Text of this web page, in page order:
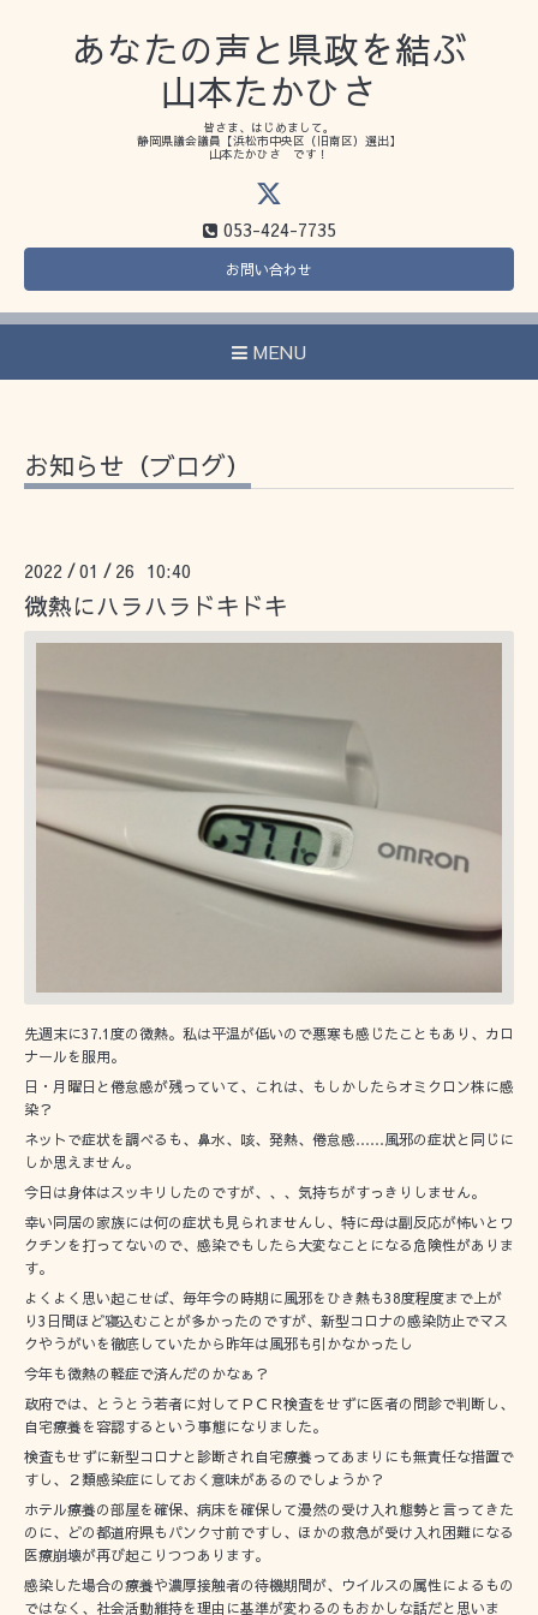
あなたの声と県政を結ぶ
山本たかひさ
皆さま、はじめまして。
静岡県議会議員【浜松市中央区（旧南区）選出】
山本たかひさ です！
053-424-7735
お問い合わせ
MENU
お知らせ（ブログ）
2022 /01 / 26 10:40
微熱にハラハラドキドキ
先週末に37.1度の微熱。私は平温が低いので悪寒も感じたこともあり、カロ
ナールを服用。
日・月曜日と倦怠感が残っていて、これは、もしかしたらオミクロン株に感
染？
ネットで症状を調べるも、鼻水、咳、発熱、倦怠感……風邪の症状と同じに
しか思えません。
今日は身体はスッキリしたのですが、、、気持ちがすっきりしません。
幸い同居の家族には何の症状も見られませんし、特に母は副反応が怖いとワ
クチンを打ってないので、感染でもしたら大変なことになる危険性がありま
す。
よくよく思い起こせば、毎年今の時期に風邪をひき熱も38度程度まで上が
り3日間ほど寝込むことが多かったのですが、新型コロナの感染防止でマス
クやうがいを徹底していたから昨年は風邪も引かなかったし
今年も微熱の軽症で済んだのかなぁ？
政府では、とうとう若者に対してＰＣＲ検査をせずに医者の問診で判断し、
自宅療養を容認するという事態になりました。
検査もせずに新型コロナと診断され自宅療養ってあまりにも無責任な措置で
すし、２類感染症にしておく意味があるのでしょうか？
ホテル療養の部屋を確保、病床を確保して漫然の受け入れ態勢と言ってきた
のに、どの都道府県もパンク寸前ですし、ほかの救急が受け入れ困難になる
医療崩壊が再び起こりつつあります。
感染した場合の療養や濃厚接触者の待機期間が、ウイルスの属性によるもの
ではなく、社会活動維持を理由に基準が変わるのもおかしな話だと思いま